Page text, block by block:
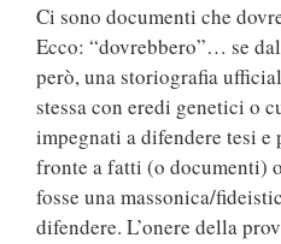
Ci sono documenti che
Ecco: “dovrebbero”… se
però, una storiografia
stessa con eredi genetici o
impegnati a difendere tesi e
fronte a fatti (o documenti)
fosse una massonica/
difendere. L’onere della